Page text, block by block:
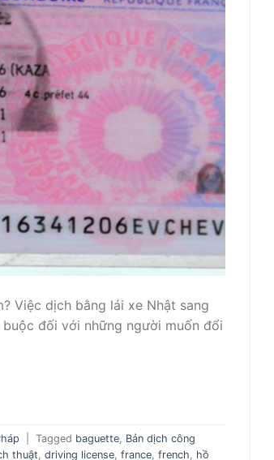
Việc dịch bằng lái xe Nhật sang
đối với những người muốn đổi
Tagged baguette Bản dịch công
thuật driving license france french hồ